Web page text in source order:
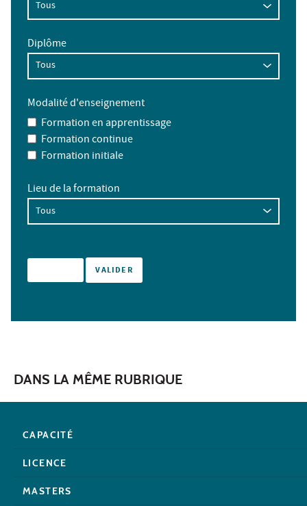
Diplôme
Modalité d'enseignement
Formation en apprentissage
Formation continue
Formation initiale
Lieu de la formation
DANS LA MÊME RUBRIQUE
CAPACITÉ
LICENCE
MASTERS